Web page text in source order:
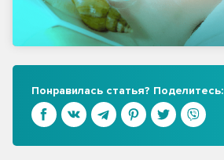
Понравилась статья? Поделитесь: